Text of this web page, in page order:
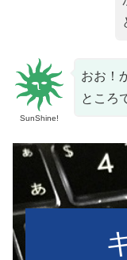
SunShine!
おお！
ところ